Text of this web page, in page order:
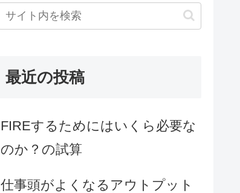
最近の投稿
FIREするためにはいくら必要な
のか？の試算
仕事頭がよくなるアウトプット